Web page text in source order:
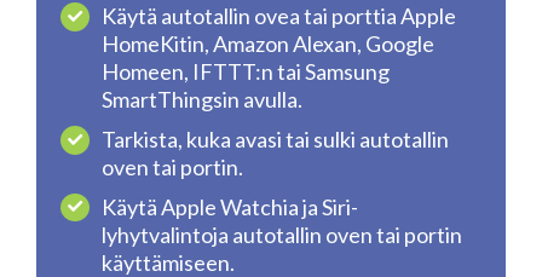
Käytä autotallin ovea tai porttia Apple
HomeKitin, Amazon Alexan, Google
Homeen, IFTTT:n tai Samsung
SmartThingsin avulla.
Tarkista, kuka avasi tai sulki autotallin
oven tai portin.
Käytä Apple Watchia ja Siri-
lyhytvalintoja autotallin oven tai portin
käyttämiseen.